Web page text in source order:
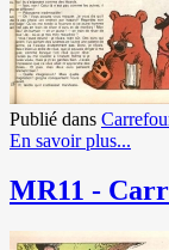
Publié dans
En savoir plus...
MR11 -